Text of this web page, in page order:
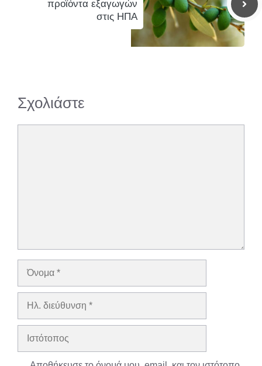
προϊόντα εξαγωγών
στις ΗΠΑ
Σχολιάστε
Όνομα
Ηλ.
Ιστότοπος